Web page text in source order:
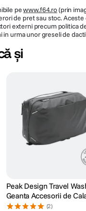
pewww.f64.ro(prin
de pret sau stoc.
externi precum politica
urma unor greseli de
și
Peak Design Travel
Geanta Accesorii de
Negru
(2)